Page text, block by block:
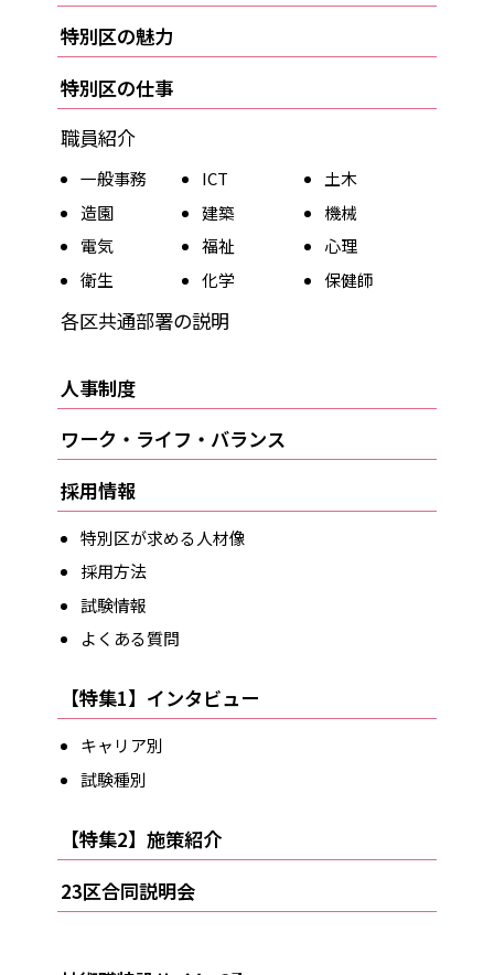
特別区の魅力
特別区の仕事
職員紹介
一般事務 ICT
土木
造園
建築
機械
電気
福祉
心理
衛生
化学 保健師
各区共通部署の説明
人事制度
ワーク・ライフ・バランス
採用情報
特別区が求める人材像
採用方法
試験情報
よくある質問
【特集1】インタビュー
キャリア別
試験種別
【特集2】施策紹介
23区合同説明会